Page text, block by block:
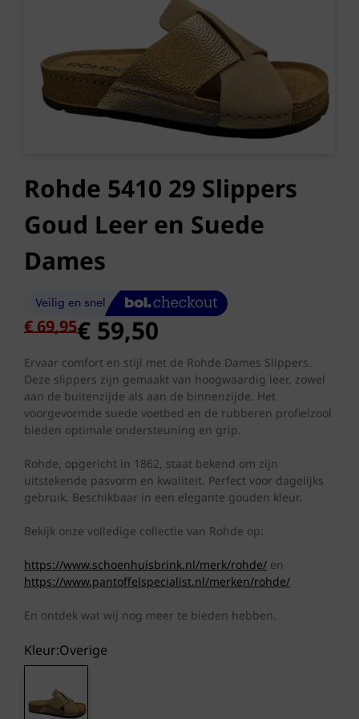
Rohde 5410 29 Slippers
Goud Leer en Suede
Dames
€69,95
Oorspronkelijke
was:
€ 69,95.
€ 59,50
Huidige
is:
€ 59,50.
Ervaar comfort en stijl met de Rohde Dames Slippers.
Deze slippers zijn gemaakt van hoogwaardig leer, zowel
aan de buitenzijde als aan de binnenzijde. Het
voorgevormde suede voetbed en de rubberen profielzool
bieden optimale ondersteuning en grip.
Rohde, opgericht in 1862, staat bekend om zijn
uitstekende pasvorm en kwaliteit. Perfect voor dagelijks
gebruik. Beschikbaar in een elegante gouden kleur.
Bekijk onze volledige collectie van Rohde op:
https://www.schoenhuisbrink.nl/merk/rohde/ en
https://www.pantoffelspecialist.nl/merken/rohde/
En ontdek wat wij nog meer te bieden hebben.
Kleur: overige